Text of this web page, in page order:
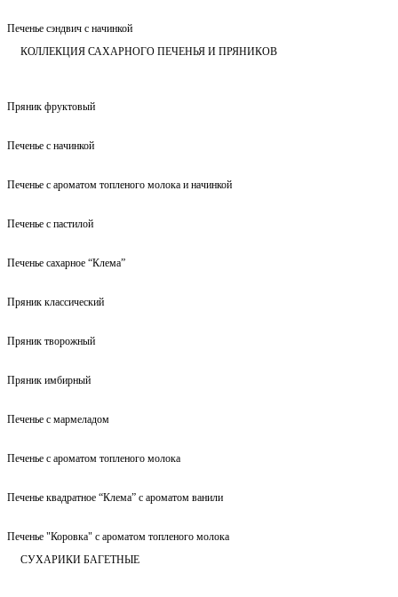
Печенье сэндвич с начинкой
КОЛЛЕКЦИЯ САХАРНОГО ПЕЧЕНЬЯ И ПРЯНИКОВ
Пряник фруктовый
Печенье с начинкой
Печенье с ароматом топленого молока и начинкой
Печенье с пастилой
Печенье сахарное “Клема”
Пряник классический
Пряник творожный
Пряник имбирный
Печенье с мармеладом
Печенье с ароматом топленого молока
Печенье квадратное “Клема” с ароматом ванили
Печенье "Коровка" с ароматом топленого молока
СУХАРИКИ БАГЕТНЫЕ